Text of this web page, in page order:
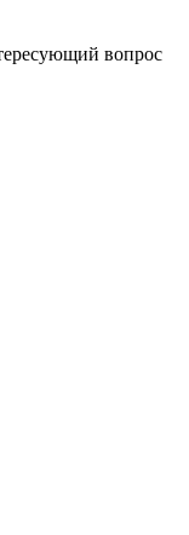
вопрос